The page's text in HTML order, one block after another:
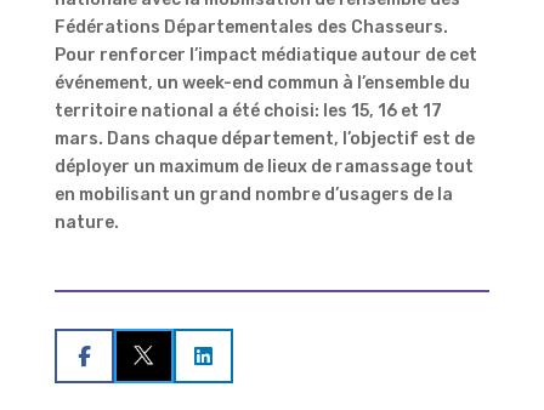
Fédérations Départementales des Chasseurs.
Pour renforcer l’impact médiatique autour de cet
événement, un week-end commun à l’ensemble du
territoire national a été choisi: les 15, 16 et 17
mars. Dans chaque département, l’objectif est de
déployer un maximum de lieux de ramassage tout
en mobilisant un grand nombre d’usagers de la
nature.
 